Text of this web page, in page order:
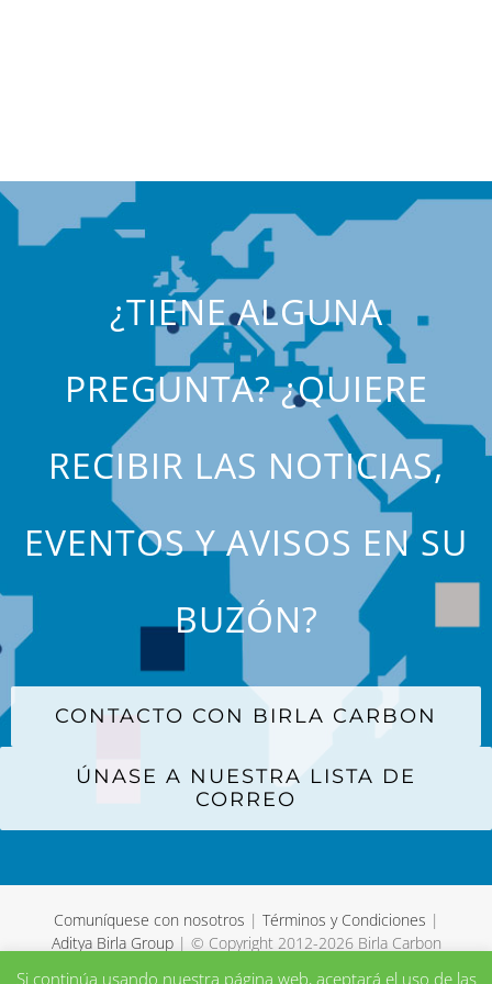
¿TIENE ALGUNA
PREGUNTA? ¿QUIERE
RECIBIR LAS NOTICIAS,
EVENTOS Y AVISOS EN SU
BUZÓN?
CONTACTO CON BIRLA CARBON
ÚNASE A NUESTRA LISTA DE
CORREO
Comuníquese con nosotros | Términos y Condiciones |
Aditya Birla Group| © Copyright 2012-2026 Birla Carbon
Si continúa usando nuestra página web, aceptará el uso de las